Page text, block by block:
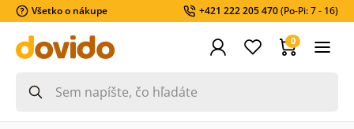
Všetko o nákupe +421 222 205 470(Po-Pi: 7 - 16)
0